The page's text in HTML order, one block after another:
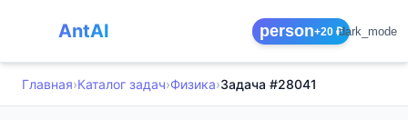
AntAI person+20 ₽dark_mode
Главная›Каталог задач›Физика›Задача #28041